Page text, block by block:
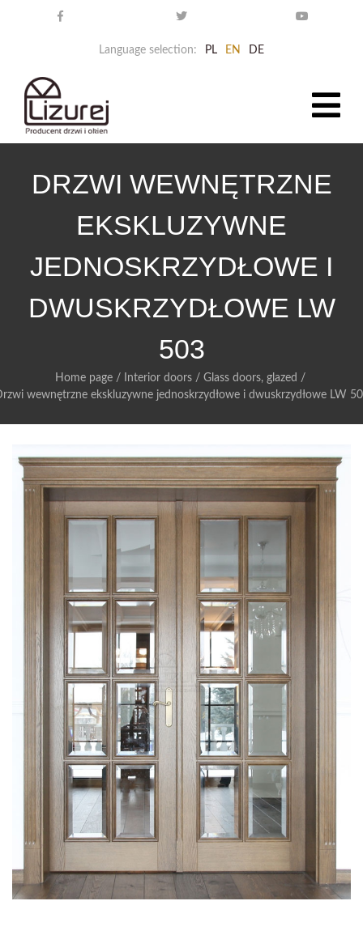
Language selection: PL EN DE
DRZWI WEWNĘTRZNE
EKSKLUZYWNE
JEDNOSKRZYDŁOWE I
DWUSKRZYDŁOWE LW
503
Home page/ Interior doors/ Glass doors, glazed /
wewnętrzne ekskluzywne jednoskrzydłowe i dwuskrzydłowe LW